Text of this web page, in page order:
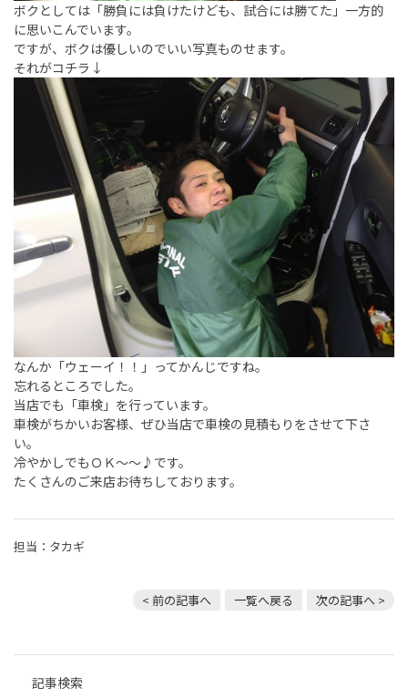
ボクとしては「勝負には負けたけども、試合には勝てた」一方的
に思いこんでいます。
ですが、ボクは優しいのでいい写真ものせます。
それがコチラ↓
なんか「ウェーイ！！」ってかんじですね。
忘れるところでした。
当店でも「車検」を行っています。
車検がちかいお客様、ぜひ当店で車検の見積もりをさせて下さ
い。
冷やかしでもＯＫ～～♪です。
たくさんのご来店お待ちしております。
担当：タカギ
< 前の記事へ 一覧へ戻る 次の記事へ >
記事検索